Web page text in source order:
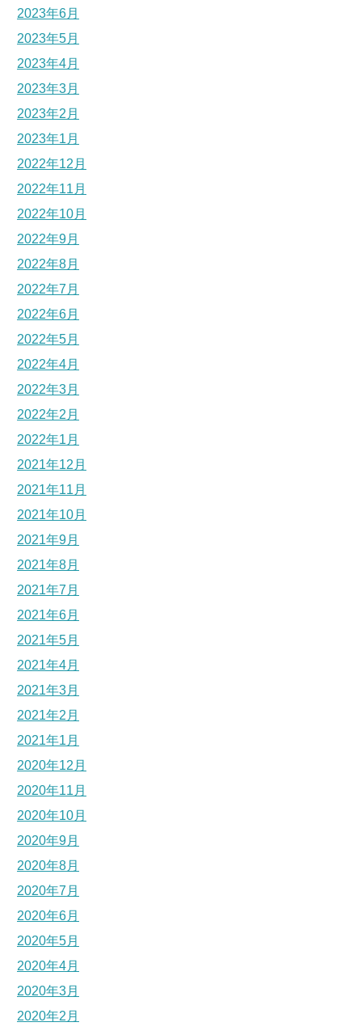
2023年6月
2023年5月
2023年4月
2023年3月
2023年2月
2023年1月
2022年12月
2022年11月
2022年10月
2022年9月
2022年8月
2022年7月
2022年6月
2022年5月
2022年4月
2022年3月
2022年2月
2022年1月
2021年12月
2021年11月
2021年10月
2021年9月
2021年8月
2021年7月
2021年6月
2021年5月
2021年4月
2021年3月
2021年2月
2021年1月
2020年12月
2020年11月
2020年10月
2020年9月
2020年8月
2020年7月
2020年6月
2020年5月
2020年4月
2020年3月
2020年2月